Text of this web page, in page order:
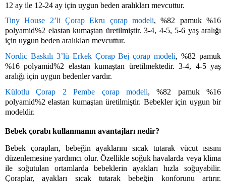
12 ay ile 12-24 ay için uygun beden aralıkları mevcuttur.
Tiny House 2’li Çorap Ekru çorap modeli, %82 pamuk %16
polyamid%2 elastan kumaştan üretilmiştir. 3-4, 4-5, 5-6 yaş aralığı
için uygun beden aralıkları mevcuttur.
Nordic Baskılı 3’lü Erkek Çorap Bej çorap modeli, %82 pamuk
%16 polyamid%2 elastan kumaştan üretilmektedir. 3-4, 4-5 yaş
aralığı için uygun bedenler vardır.
Külotlu Çorap 2 Pembe çorap modeli, %82 pamuk %16
polyamid%2 elastan kumaştan üretilmiştir. Bebekler için uygun bir
modeldir.
Bebek çorabı kullanmanın avantajları nedir?
Bebek çorapları, bebeğin ayaklarını sıcak tutarak vücut ısısını
düzenlemesine yardımcı olur. Özellikle soğuk havalarda veya klima
ile soğutulan ortamlarda bebeklerin ayakları hızla soğuyabilir.
Çoraplar, ayakları sıcak tutarak bebeğin konforunu artırır.